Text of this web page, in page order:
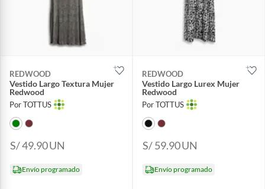
REDWOOD
Vestido Largo Textura Mujer
Redwood
Por TOTTUS
S/ 49.90UN
Envío programado
REDWOOD
Vestido Largo Lurex Mujer
Redwood
Por TOTTUS
S/ 59.90UN
Envío programado